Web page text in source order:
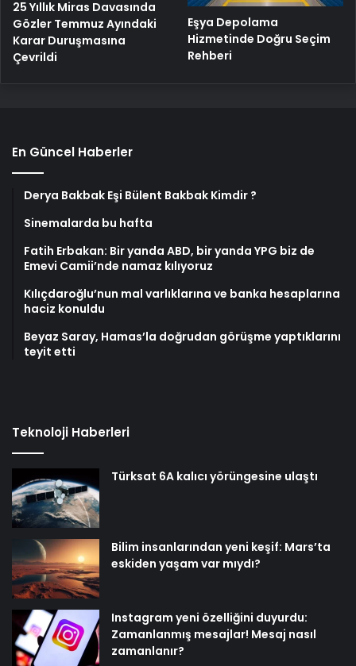
25 Yıllık Miras Davasında
Gözler Temmuz Ayındaki
Karar Duruşmasına
Çevrildi
Eşya Depolama
Hizmetinde Doğru Seçim
Rehberi
En Güncel Haberler
Derya Bakbak Eşi Bülent Bakbak Kimdir ?
Sinemalarda bu hafta
Fatih Erbakan: Bir yanda ABD, bir yanda YPG biz de
Emevi Camii’nde namaz kılıyoruz
Kılıçdaroğlu’nun mal varlıklarına ve banka hesaplarına
haciz konuldu
Beyaz Saray, Hamas’la doğrudan görüşme yaptıklarını
teyit etti
Teknoloji Haberleri
Türksat 6A kalıcı yörüngesine ulaştı
Bilim insanlarından yeni keşif: Mars’ta
eskiden yaşam var mıydı?
Instagram yeni özelliğini duyurdu:
Zamanlanmış mesajlar! Mesaj nasıl
zamanlanır?